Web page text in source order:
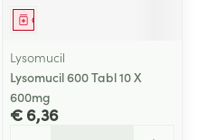
Geneesmiddel
Lysomucil
Lysomucil 600 Tabl 10 X
600mg
€ 6,36